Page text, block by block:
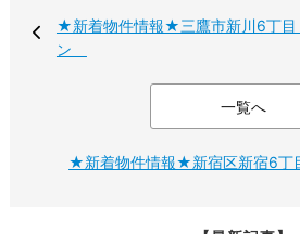
★新着物件情報★三鷹市新川6丁
ン
一覧へ
★新着物件情報★新宿区新宿6丁